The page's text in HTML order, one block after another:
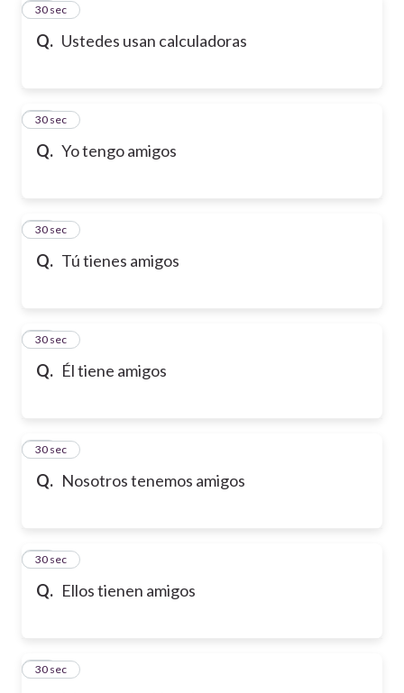
Q. Ustedes usan calculadoras
29
30 sec
Q. Yo tengo amigos
30
30 sec
Q. Tú tienes amigos
31
30 sec
Q. Él tiene amigos
32
30 sec
Q. Nosotros tenemos amigos
33
30 sec
Q. Ellos tienen amigos
34
30 sec
35
30 sec